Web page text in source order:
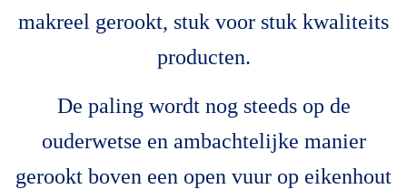
makreel gerookt, stuk voor stuk kwaliteits
producten.
De paling wordt nog steeds op de
ouderwetse en ambachtelijke manier
gerookt boven een open vuur op eikenhout